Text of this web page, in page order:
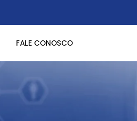
FALE CONOSCO